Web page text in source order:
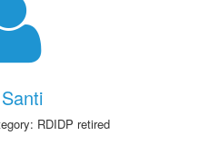
RDIDP retired